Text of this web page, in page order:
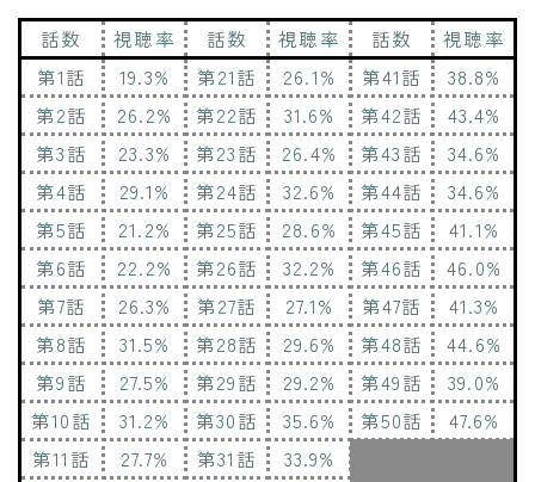
話数 視聴率 話数 視聴率 話数
視聴率
第1話
19.3% 第21話 26.1% 第41話
38.8%
第2話
26.2% 第22話 31.6% 第42話
43.4%
第3話
23.3% 第23話 26.4% 第43話
34.6%
第4話
29.1% 第24話 32.6% 第44話
34.6%
第5話
21.2% 第25話 28.6% 第45話
41.1%
第6話
22.2% 第26話 32.2% 第46話
46.0%
第7話
26.3% 第27話 27.1% 第47話
41.3%
第8話
31.5% 第28話 29.6% 第48話
44.6%
第9話
27.5% 第29話 29.2% 第49話
39.0%
第10話
31.2% 第30話 35.6% 第50話
47.6%
第11話
27.7% 第31話
33.9%